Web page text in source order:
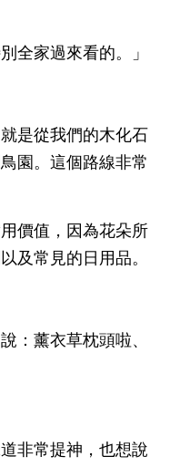
全家過來看的。」
是從我們的木化石
園。這個路線非常
價值，因為花朵所
及常見的日用品。
：薰衣草枕頭啦、
非常提神，也想說